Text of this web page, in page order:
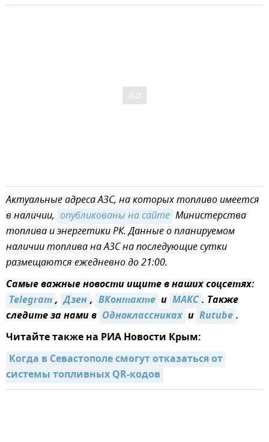
Актуальные адреса АЗС, на которых топливо имеется
в наличии, опубликованы на сайте Министерства
топлива и энергетики РК. Данные о планируемом
наличии топлива на АЗС на последующие сутки
размещаются ежедневно до 21:00.
Самые важные новости ищите в наших соцсетях:
Telegram, Дзен, ВКонтакте и MAКС. Также
следите за нами в Одноклассниках и Rutube.
Читайте также на РИА Новости Крым:
Когда в Севастополе смогут отказаться от
системы топливных QR-кодов